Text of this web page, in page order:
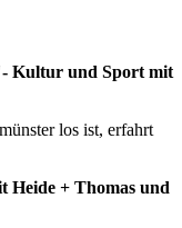
Kultur und Sport mit
los ist, erfahrt
Heide + Thomas und